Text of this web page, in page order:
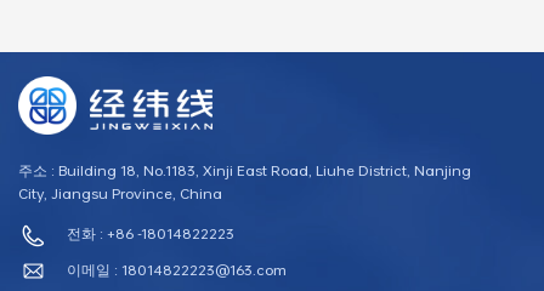
향상시키는 데 사용
주소 : Building 18, No.1183, Xinji East Road, Liuhe District, Nanjing
City, Jiangsu Province, China
전화 : +86 -18014822223
이메일 : 18014822223@163.com